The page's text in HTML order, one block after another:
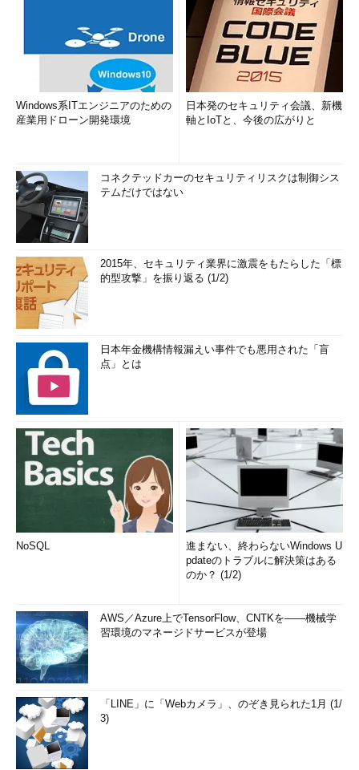
Windows系ITエンジニアのための
産業用ドローン開発環境
日本発のセキュリティ会議、新機
軸とIoTと、今後の広がりと
コネクテッドカーのセキュリティリスクは制御シス
テムだけではない
2015年、セキュリティ業界に激震をもたらした「標
的型攻撃」を振り返る (1/2)
日本年金機構情報漏えい事件でも悪用された「盲
点」とは
NoSQL
進まない、終わらないWindows U
pdateのトラブルに解決策はある
のか？ (1/2)
AWS／Azure上でTensorFlow、CNTKを――機械学
習環境のマネージドサービスが登場
「LINE」に「Webカメラ」、のぞき見られた1月 (1/
3)